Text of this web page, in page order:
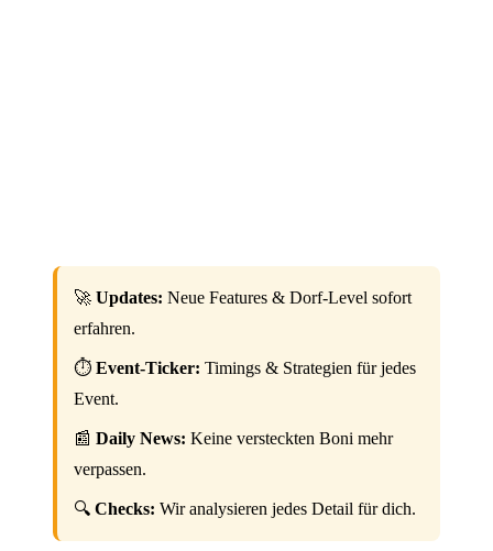
🚀 Updates: Neue Features & Dorf-Level sofort
erfahren.
⏱️ Event-Ticker: Timings & Strategien für jedes
Event.
📰 Daily News: Keine versteckten Boni mehr
verpassen.
🔍 Checks: Wir analysieren jedes Detail für dich.